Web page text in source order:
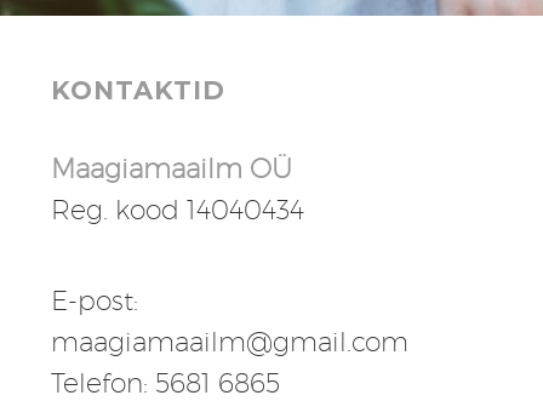
KONTAKTID
Maagiamaailm OÜ
Reg. kood 14040434
E-post:
maagiamaailm@gmail.com
Telefon: 5681 6865